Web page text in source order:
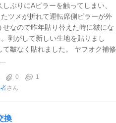
ぶりにAピラーを触ってしまい、
ツメが折れて運転席側ピラーが外
なので昨年貼り替えた時に皺にな
剥がして新しい生地を貼りまし
て皺なく貼れました。 ヤフオク補修
0
1
さん
換